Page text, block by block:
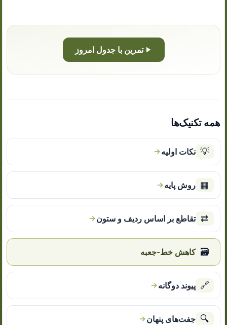
تمرین با جدول امروز
همه تکنیک‌ها
💡 نکات اولیه
▦ روش پایه
⇄ تقاطع بر اساس ردیف و ستون
🗃 کاهش خط-جعبه
🔗 پیوند دوگانه
🔍 جفت‌های پنهان